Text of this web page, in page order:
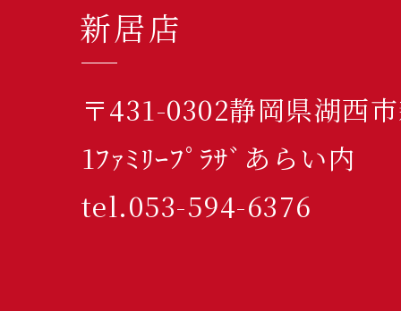
新居店
〒431-0302静岡県湖西
1ﾌｧﾐﾘｰﾌﾟﾗｻﾞあらい内
tel.053-594-6376